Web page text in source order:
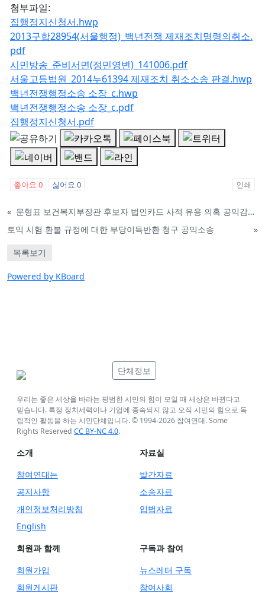
첨부파일:
집행정지신청서.hwp
2013구합28954(서울행정)_백년전쟁 제재조치명령의취소.
pdf
시민방송_준비서면(정민영변)_141006.pdf
서울고등법원_2014누61394 제재조치 취소소송 판결.hwp
백년전쟁행정소송 소장_c.hwp
백년전쟁행정소송 소장_c.pdf
집행정지신청서.pdf
좋아요 0 싫어요 0 인쇄
«
문형표 보건복지부장관 후보자 법인카드 사적 유용 의혹 공익감사 청구
토익 시험 환불 규정에 대한 부당이득반환 청구 공익소송
»
목록보기
Powered by KBoard
단체정보
우리는 좋은 세상을 바라는 평범한 시민의 힘이 모일 때 세상은 바뀐다고
믿습니다. 특정 정치세력이나 기업에 종속되지 않고 오직 시민의 힘으로 독
립적인 활동을 하는 시민단체입니다. © 1994-2026 참여연대. Some
Rights Reserved CC BY-NC 4.0.
소개
참여연대는
공지사항
개인정보처리방침
English
자료실
발간자료
소송자료
입법자료
회원과 함께
회원가입
회원게시판
구독과 참여
뉴스레터 구독
참여사회